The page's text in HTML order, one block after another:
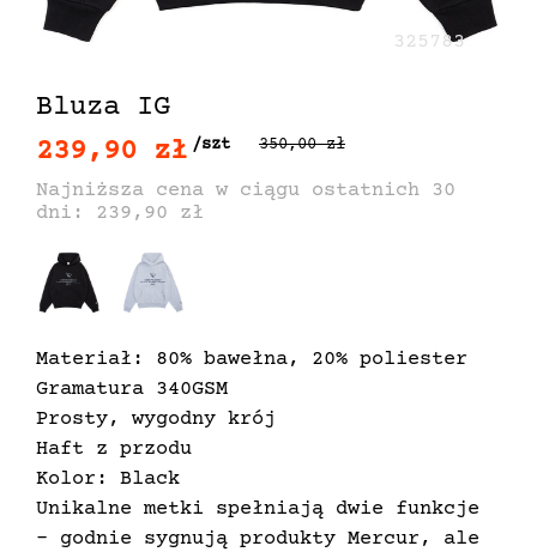
Bluza IG
325783
239,90 zł /szt 350,00 zł
Najniższa cena w ciągu ostatnich 30
dni: 239,90 zł
Materiał: 80% bawełna, 20% poliester
Gramatura 340GSM
Prosty, wygodny krój
Haft z przodu
Kolor: Black
Unikalne metki spełniają dwie funkcje
- godnie sygnują produkty Mercur, ale